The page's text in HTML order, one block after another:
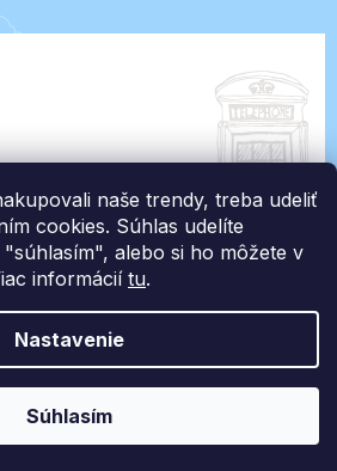
naše trendy, treba udeliť
cookies. Súhlas udelíte
alebo si ho môžete v
informácií tu.
Nastavenie
Súhlasím